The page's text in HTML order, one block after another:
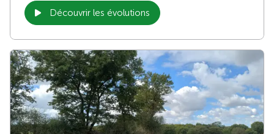
Découvrir les évolutions